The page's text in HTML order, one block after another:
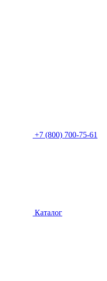
+7 (800) 700-75-61
Каталог